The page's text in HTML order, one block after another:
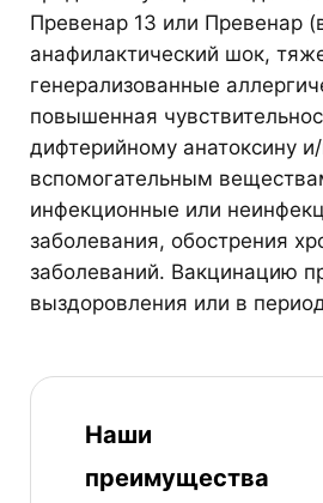
Превенар 13 или Превенар
анафилактический шок,
генерализованные
повышенная
дифтерийному анатоксину
вспомогательным
инфекционные или
заболевания, обострения
заболеваний. Вакцинацию
выздоровления или в
Наши
преимущества